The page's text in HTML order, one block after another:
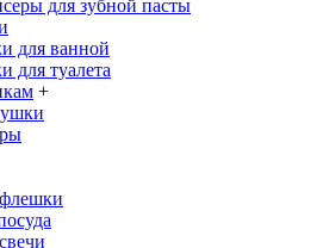
для зубной пасты
для ванной
для туалета
+